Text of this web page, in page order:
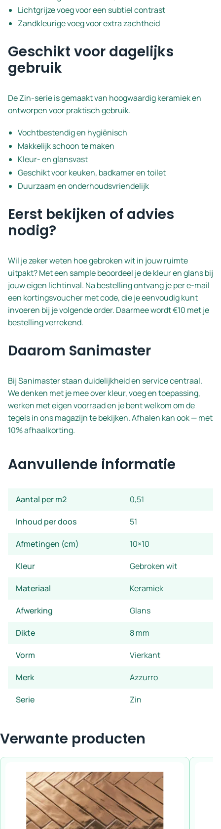
Lichtgrijze voeg voor een subtiel contrast
Zandkleurige voeg voor extra zachtheid
Geschikt voor dagelijks
gebruik
De Zin-serie is gemaakt van hoogwaardig keramiek en
ontworpen voor praktisch gebruik.
Vochtbestendig en hygiënisch
Makkelijk schoon te maken
Kleur- en glansvast
Geschikt voor keuken, badkamer en toilet
Duurzaam en onderhoudsvriendelijk
Eerst bekijken of advies
nodig?
Wil je zeker weten hoe gebroken wit in jouw ruimte
uitpakt? Met een sample beoordeel je de kleur en glans bij
jouw eigen lichtinval. Na bestelling ontvang je per e-mail
een kortingsvoucher met code, die je eenvoudig kunt
invoeren bij je volgende order. Daarmee wordt €10 met je
bestelling verrekend.
Daarom Sanimaster
Bij Sanimaster staan duidelijkheid en service centraal.
We denken met je mee over kleur, voeg en toepassing,
werken met eigen voorraad en je bent welkom om de
tegels in ons magazijn te bekijken. Afhalen kan ook — met
10% afhaalkorting.
Aanvullende informatie
Aantal per m2 0,51
Inhoud per doos 51
Afmetingen (cm) 10×10
Kleur Gebroken wit
Materiaal Keramiek
Afwerking Glans
Dikte 8 mm
Vorm Vierkant
Merk Azzurro
Serie Zin
Verwante producten